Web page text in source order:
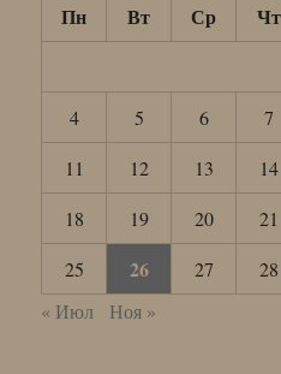
Пн Вт Ср Чт
4 5 6 7
11 12 13 14
18
19 20 21
25 26 27 28
« Июл
Ноя »